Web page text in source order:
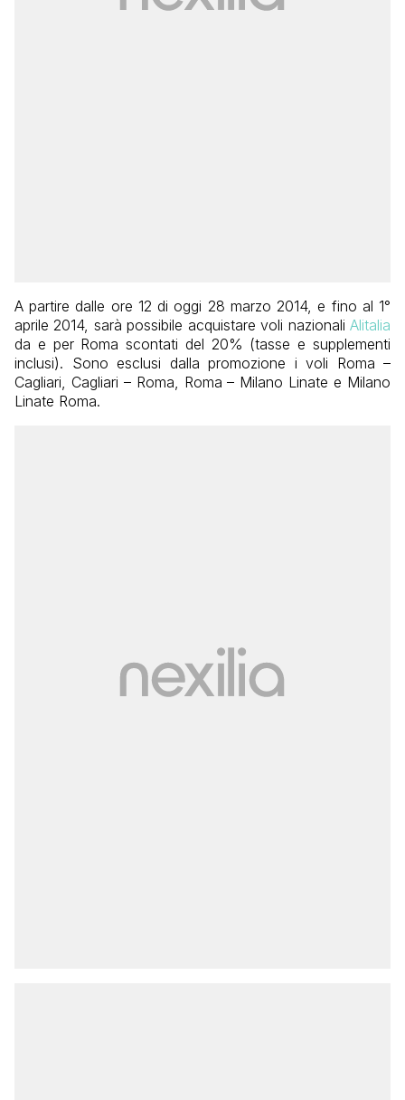
A partire dalle ore 12 di oggi 28 marzo 2014, e fino al 1°
aprile 2014, sarà possibile acquistare voli nazionali Alitalia
da e per Roma scontati del 20% (tasse e supplementi
inclusi). Sono esclusi dalla promozione i voli Roma –
Cagliari, Cagliari – Roma, Roma – Milano Linate e Milano
Linate Roma.